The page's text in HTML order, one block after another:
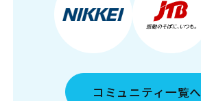
コミュニティ一覧へ